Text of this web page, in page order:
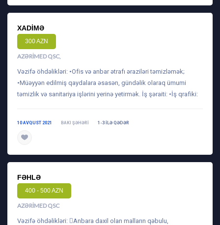
XADIMƏ
300 AZN
AZƏRIMED QSC,
Vəzifə öhdəlikləri: •Ofis və anbar ətrafı əraziləri təmizləmək;
•Müəyyən edilmiş qaydalara əsasən, gündəlik olaraq ümumi
təmizlik və sanitariya işlərini yerinə yetirmək. İş şəraiti: •İş qrafiki:
10 AVQUST 2021 BAKI ŞƏHƏRI 1-3 ILƏ QƏDƏR
FƏHLƏ
400 - 500 AZN
AZƏRIMED QSC
Vəzifə öhdəlikləri: Anbara daxil olan malların qəbulu,